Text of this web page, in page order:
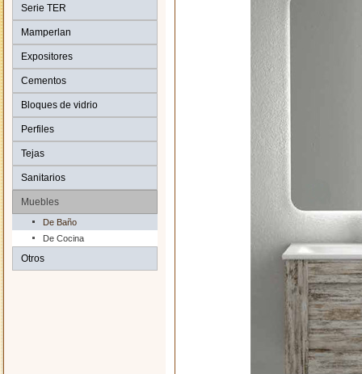
Serie TER
Mamperlan
Expositores
Cementos
Bloques de vidrio
Perfiles
Tejas
Sanitarios
Muebles
De Baño
De Cocina
Otros